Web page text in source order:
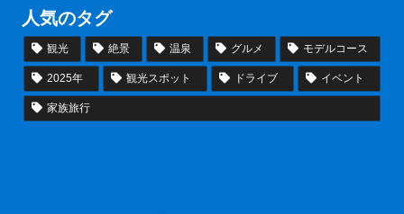
人気のタグ
観光 絶景 温泉 グルメ モデルコース
2025年 観光スポット ドライブ イベント
家族旅行